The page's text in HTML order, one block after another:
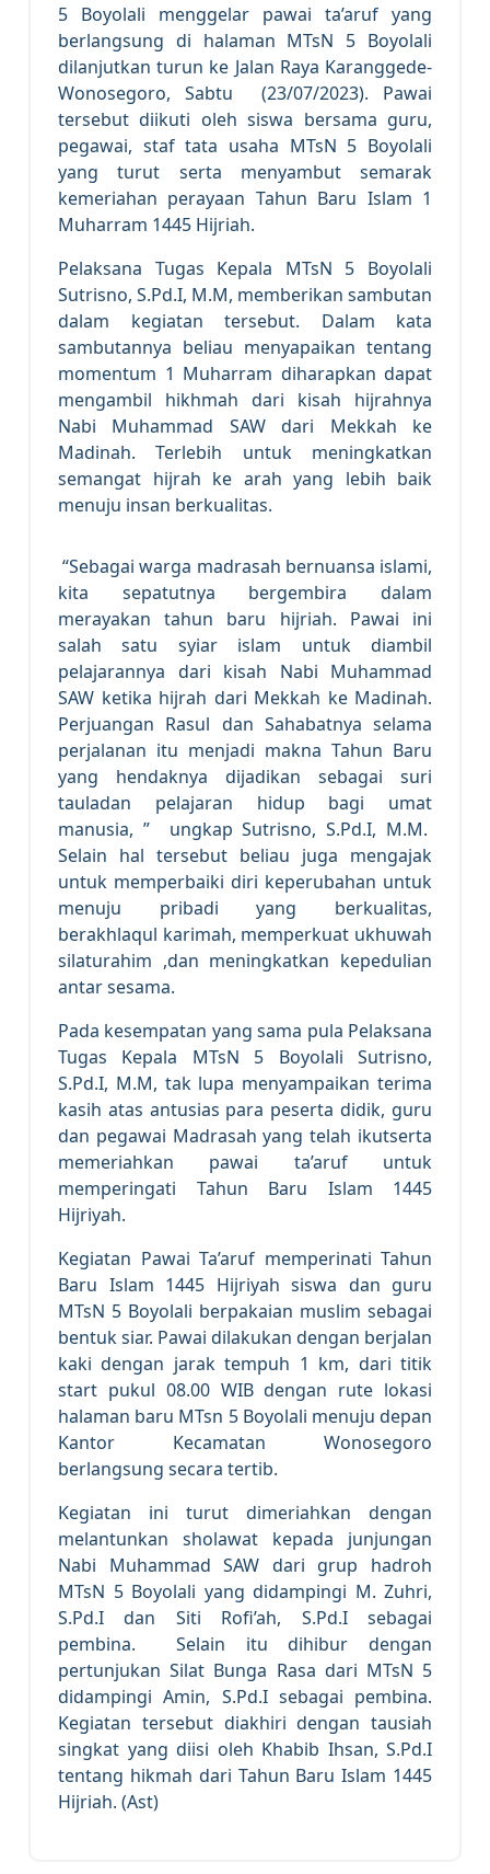
5 Boyolali menggelar pawai ta’aruf yang
berlangsung di halaman MTsN 5 Boyolali
dilanjutkan turun ke Jalan Raya Karanggede-
Wonosegoro, Sabtu (23/07/2023). Pawai
tersebut diikuti oleh siswa bersama guru,
pegawai, staf tata usaha MTsN 5 Boyolali
yang turut serta menyambut semarak
kemeriahan perayaan Tahun Baru Islam 1
Muharram 1445 Hijriah.
Pelaksana Tugas Kepala MTsN 5 Boyolali
Sutrisno, S.Pd.I, M.M, memberikan sambutan
dalam kegiatan tersebut. Dalam kata
sambutannya beliau menyapaikan tentang
momentum 1 Muharram diharapkan dapat
mengambil hikhmah dari kisah hijrahnya
Nabi Muhammad SAW dari Mekkah ke
Madinah. Terlebih untuk meningkatkan
semangat hijrah ke arah yang lebih baik
menuju insan berkualitas.
“Sebagai warga madrasah bernuansa islami,
kita sepatutnya bergembira dalam
merayakan tahun baru hijriah. Pawai ini
salah satu syiar islam untuk diambil
pelajarannya dari kisah Nabi Muhammad
SAW ketika hijrah dari Mekkah ke Madinah.
Perjuangan Rasul dan Sahabatnya selama
perjalanan itu menjadi makna Tahun Baru
yang hendaknya dijadikan sebagai suri
tauladan pelajaran hidup bagi umat
manusia, ” ungkap Sutrisno, S.Pd.I, M.M.
Selain hal tersebut beliau juga mengajak
untuk memperbaiki diri keperubahan untuk
menuju pribadi yang berkualitas,
berakhlaqul karimah, memperkuat ukhuwah
silaturahim ,dan meningkatkan kepedulian
antar sesama.
Pada kesempatan yang sama pula Pelaksana
Tugas Kepala MTsN 5 Boyolali Sutrisno,
S.Pd.I, M.M, tak lupa menyampaikan terima
kasih atas antusias para peserta didik, guru
dan pegawai Madrasah yang telah ikutserta
memeriahkan pawai ta’aruf untuk
memperingati Tahun Baru Islam 1445
Hijriyah.
Kegiatan Pawai Ta’aruf memperinati Tahun
Baru Islam 1445 Hijriyah siswa dan guru
MTsN 5 Boyolali berpakaian muslim sebagai
bentuk siar. Pawai dilakukan dengan berjalan
kaki dengan jarak tempuh 1 km, dari titik
start pukul 08.00 WIB dengan rute lokasi
halaman baru MTsn 5 Boyolali menuju depan
Kantor Kecamatan Wonosegoro
berlangsung secara tertib.
Kegiatan ini turut dimeriahkan dengan
melantunkan sholawat kepada junjungan
Nabi Muhammad SAW dari grup hadroh
MTsN 5 Boyolali yang didampingi M. Zuhri,
S.Pd.I dan Siti Rofi’ah, S.Pd.I sebagai
pembina. Selain itu dihibur dengan
pertunjukan Silat Bunga Rasa dari MTsN 5
didampingi Amin, S.Pd.I sebagai pembina.
Kegiatan tersebut diakhiri dengan tausiah
singkat yang diisi oleh Khabib Ihsan, S.Pd.I
tentang hikmah dari Tahun Baru Islam 1445
Hijriah. (Ast)